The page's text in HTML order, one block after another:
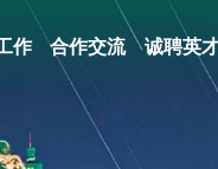
作 合作交流 诚聘英